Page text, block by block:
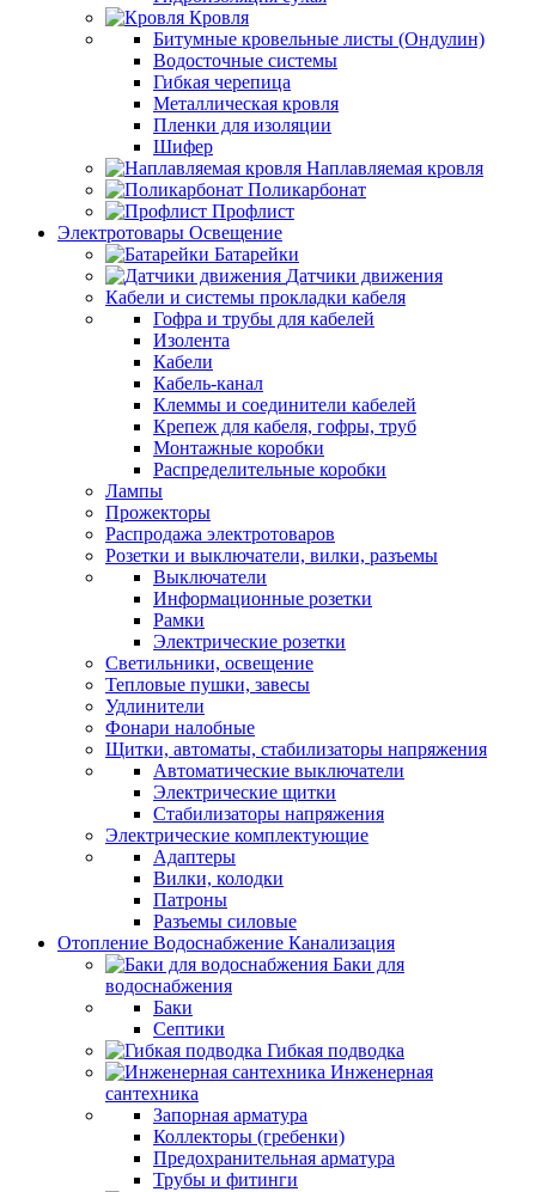
Кровля
Битумные кровельные листы (Ондулин)
Водосточные системы
Гибкая черепица
Металлическая кровля
Пленки для изоляции
Шифер
Наплавляемая кровля
Поликарбонат
Профлист
Электротовары Освещение
Батарейки
Датчики движения
Кабели и системы прокладки кабеля
Гофра и трубы для кабелей
Изолента
Кабели
Кабель-канал
Клеммы и соединители кабелей
Крепеж для кабеля, гофры, труб
Монтажные коробки
Распределительные коробки
Лампы
Прожекторы
Распродажа электротоваров
Розетки и выключатели, вилки, разъемы
Выключатели
Информационные розетки
Рамки
Электрические розетки
Светильники, освещение
Тепловые пушки, завесы
Удлинители
Фонари налобные
Щитки, автоматы, стабилизаторы напряжения
Автоматические выключатели
Электрические щитки
Стабилизаторы напряжения
Электрические комплектующие
Адаптеры
Вилки, колодки
Патроны
Разъемы силовые
Отопление Водоснабжение Канализация
Баки для
водоснабжения
Баки
Септики
Гибкая подводка
Инженерная
сантехника
Запорная арматура
Коллекторы (гребенки)
Предохранительная арматура
Трубы и фитинги